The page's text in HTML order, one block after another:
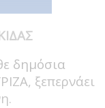
δημόσια
ξεπερνάει